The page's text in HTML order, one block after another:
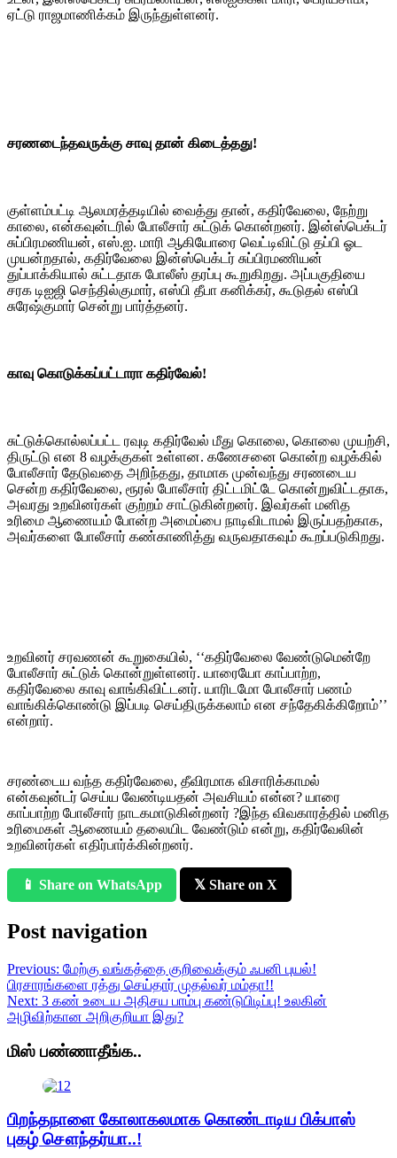
ஏட்டு ராஜமாணிக்கம் இருந்துள்ளனர்.
சரணடைந்தவருக்கு சாவு தான் கிடைத்தது!
குள்ளம்பட்டி ஆலமரத்தடியில் வைத்து தான், கதிர்வேலை, நேற்று
காலை, என்கவுன்டரில் போலீசார் சுட்டுக் கொன்றனர். இன்ஸ்பெக்டர்
சுப்பிரமணியன், எஸ்.ஐ. மாரி ஆகியோரை வெட்டிவிட்டு தப்பி ஓட
முயன்றதால், கதிர்வேலை இன்ஸ்பெக்டர் சுப்பிரமணியன்
துப்பாக்கியால் சுட்டதாக போலீஸ் தரப்பு கூறுகிறது. அப்பகுதியை
சரக டிஐஜி செந்தில்குமார், எஸ்பி தீபா கனிக்கர், கூடுதல் எஸ்பி
சுரேஷ்குமார் சென்று பார்த்தனர்.
காவு கொடுக்கப்பட்டாரா கதிர்வேல்!
சுட்டுக்கொல்லப்பட்ட ரவுடி கதிர்வேல் மீது கொலை, கொலை முயற்சி,
திருட்டு என 8 வழக்குகள் உள்ளன. கணேசனை கொன்ற வழக்கில்
போலீசார் தேடுவதை அறிந்தது, தாமாக முன்வந்து சரணடைய
சென்ற கதிர்வேலை, ரூரல் போலீசார் திட்டமிட்டே கொன்றுவிட்டதாக,
அவரது உறவினர்கள் குற்றம் சாட்டுகின்றனர். இவர்கள் மனித
உரிமை ஆணையம் போன்ற அமைப்பை நாடிவிடாமல் இருப்பதற்காக,
அவர்களை போலீசார் கண்காணித்து வருவதாகவும் கூறப்படுகிறது.
உறவினர் சரவணன் கூறுகையில், ‘‘கதிர்வேலை வேண்டுமென்றே
போலீசார் சுட்டுக் கொன்றுள்ளனர். யாரையோ காப்பாற்ற,
கதிர்வேலை காவு வாங்கிவிட்டனர். யாரிடமோ போலீசார் பணம்
வாங்கிக்கொண்டு இப்படி செய்திருக்கலாம் என சந்தேகிக்கிறோம்’’
என்றார்.
சரண்டைய வந்த கதிர்வேலை, தீவிரமாக விசாரிக்காமல்
என்கவுன்டர் செய்ய வேண்டியதன் அவசியம் என்ன? யாரை
காப்பாற்ற போலீசார் நாடகமாடுகின்றனர் ?இந்த விவகாரத்தில் மனித
உரிமைகள் ஆணையம் தலையிட வேண்டும் என்று, கதிர்வேலின்
உறவினர்கள் எதிர்பார்க்கின்றனர்.
📱 Share on WhatsApp 𝕏 Share on X
Post navigation
Previous: மேற்கு வங்கத்தை குறிவைக்கும் ஃபனி புயல்!
பிரசாரங்களை ரத்து செய்தார் முதல்வர் மம்தா!!
Next: 3 கண் உடைய அதிசய பாம்பு கண்டுபிடிப்பு! உலகின்
அழிவிற்கான அறிகுறியா இது?
மிஸ் பண்ணாதீங்க..
பிறந்தநாளை கோலாகலமாக கொண்டாடிய பிக்பாஸ்
புகழ் சௌந்தர்யா..!